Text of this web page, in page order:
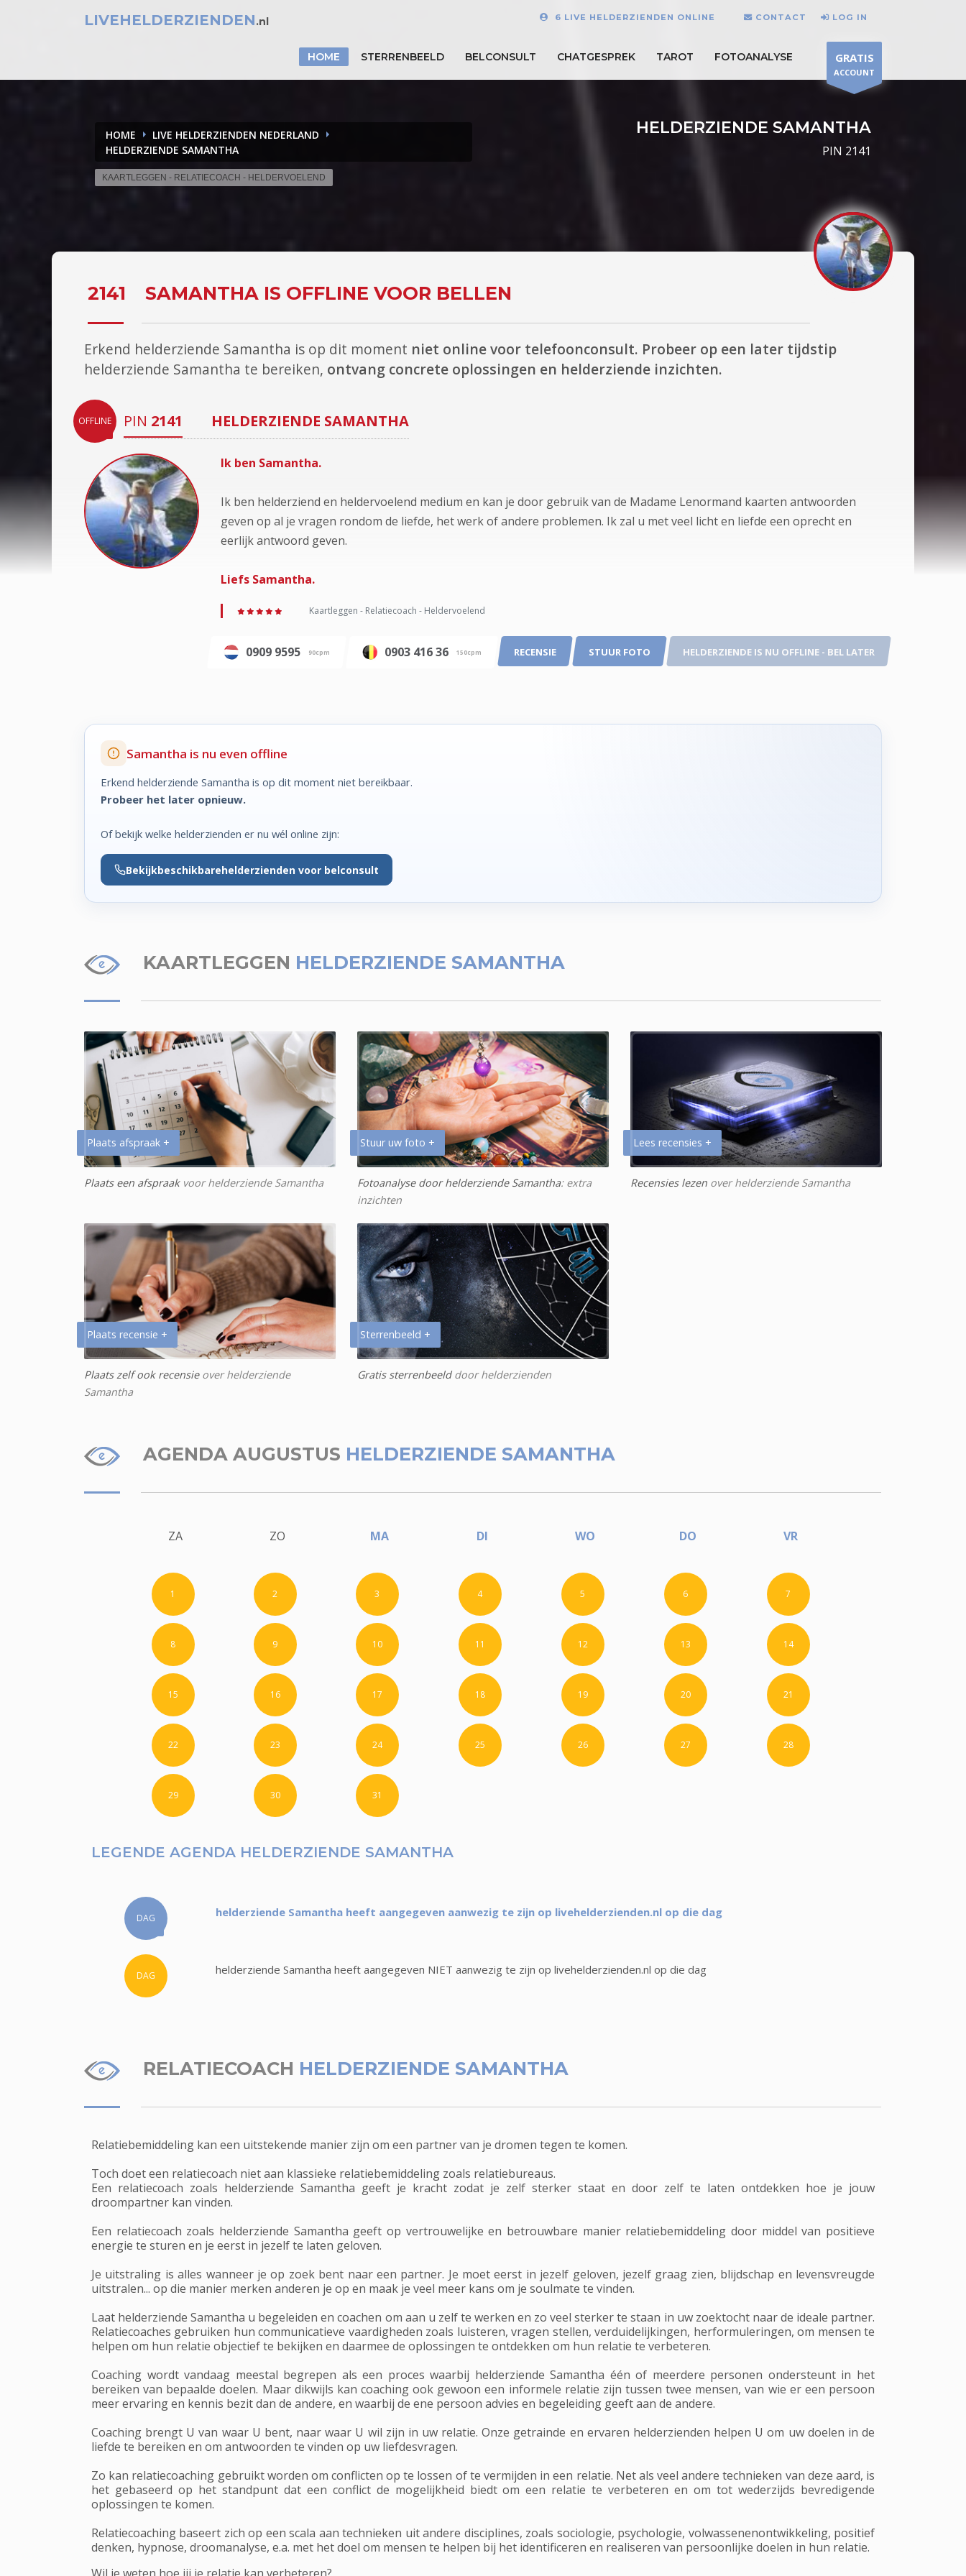
LIVEHELDERZIENDEN.nl 6 LIVE HELDERZIENDEN ONLINE CONTACT LOG IN
HOME STERRENBEELD BELCONSULT CHATGESPREK TAROT FOTOANALYSE GRATIS
ACCOUNT
HOME
LIVE HELDERZIENDEN NEDERLAND
HELDERZIENDE SAMANTHA
KAARTLEGGEN - RELATIECOACH - HELDERVOELEND
HELDERZIENDE SAMANTHA
PIN 2141
2141 SAMANTHA IS OFFLINE VOOR BELLEN
Erkend helderziende Samantha is op dit moment niet online voor telefoonconsult. Probeer op een later tijdstip
helderziende Samantha te bereiken, ontvang concrete oplossingen en helderziende inzichten.
OFFLINE PIN 2141 HELDERZIENDE SAMANTHA
Ik ben Samantha.
Ik ben helderziend en heldervoelend medium en kan je door gebruik van de Madame Lenormand kaarten antwoorden
geven op al je vragen rondom de liefde, het werk of andere problemen. Ik zal u met veel licht en liefde een oprecht en
eerlijk antwoord geven.
Liefs Samantha.
Kaartleggen - Relatiecoach - Heldervoelend
0909 9595 90cpm 0903 416 36 150cpm RECENSIE STUUR FOTO HELDERZIENDE IS NU OFFLINE - BEL LATER
Samantha is nu even offline
Erkend helderziende Samantha is op dit moment niet bereikbaar.
Probeer het later opnieuw.
Of bekijk welke helderzienden er nu wél online zijn:
Bekijkbeschikbarehelderzienden voor belconsult
KAARTLEGGEN HELDERZIENDE SAMANTHA
Plaats afspraak +
Plaats een afspraakvoor helderziende Samantha
Stuur uw foto +
Fotoanalyse door helderziende Samantha: extra
inzichten
Lees recensies +
Recensies lezen over helderziende Samantha
Plaats recensie +
Plaats zelf ook recensieover helderziende
Samantha
Sterrenbeeld +
Gratis sterrenbeelddoor helderzienden
AGENDA AUGUSTUS HELDERZIENDE SAMANTHA
ZA ZO MA DI WO DO VR
1 2 3 4 5 6 7
8 9 10 11 12 13 14
15 16 17 18 19 20 21
22 23 24 25 26 27 28
29 30 31
LEGENDE AGENDA HELDERZIENDE SAMANTHA
DAG helderziende Samantha heeft aangegeven aanwezig te zijn op livehelderzienden.nl op die dag
DAG helderziende Samantha heeft aangegeven NIET aanwezig te zijn op livehelderzienden.nl op die dag
RELATIECOACH HELDERZIENDE SAMANTHA
Relatiebemiddeling kan een uitstekende manier zijn om een partner van je dromen tegen te komen.
Toch doet een relatiecoach niet aan klassieke relatiebemiddeling zoals relatiebureaus.
Een relatiecoach zoals helderziende Samantha geeft je kracht zodat je zelf sterker staat en door zelf te laten ontdekken hoe je jouw
droompartner kan vinden.
Een relatiecoach zoals helderziende Samantha geeft op vertrouwelijke en betrouwbare manier relatiebemiddeling door middel van positieve
energie te sturen en je eerst in jezelf te laten geloven.
Je uitstraling is alles wanneer je op zoek bent naar een partner. Je moet eerst in jezelf geloven, jezelf graag zien, blijdschap en levensvreugde
uitstralen... op die manier merken anderen je op en maak je veel meer kans om je soulmate te vinden.
Laat helderziende Samantha u begeleiden en coachen om aan u zelf te werken en zo veel sterker te staan in uw zoektocht naar de ideale partner.
Relatiecoaches gebruiken hun communicatieve vaardigheden zoals luisteren, vragen stellen, verduidelijkingen, herformuleringen, om mensen te
helpen om hun relatie objectief te bekijken en daarmee de oplossingen te ontdekken om hun relatie te verbeteren.
Coaching wordt vandaag meestal begrepen als een proces waarbij helderziende Samantha één of meerdere personen ondersteunt in het
bereiken van bepaalde doelen. Maar dikwijls kan coaching ook gewoon een informele relatie zijn tussen twee mensen, van wie er een persoon
meer ervaring en kennis bezit dan de andere, en waarbij de ene persoon advies en begeleiding geeft aan de andere.
Coaching brengt U van waar U bent, naar waar U wil zijn in uw relatie. Onze getrainde en ervaren helderzienden helpen U om uw doelen in de
liefde te bereiken en om antwoorden te vinden op uw liefdesvragen.
Zo kan relatiecoaching gebruikt worden om conflicten op te lossen of te vermijden in een relatie. Net als veel andere technieken van deze aard, is
het gebaseerd op het standpunt dat een conflict de mogelijkheid biedt om een relatie te verbeteren en om tot wederzijds bevredigende
oplossingen te komen.
Relatiecoaching baseert zich op een scala aan technieken uit andere disciplines, zoals sociologie, psychologie, volwassenenontwikkeling, positief
denken, hypnose, droomanalyse, e.a. met het doel om mensen te helpen bij het identificeren en realiseren van persoonlijke doelen in hun relatie.